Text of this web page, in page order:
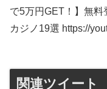
で5万円GET！】無
カジノ19選 https://
関連ツイート